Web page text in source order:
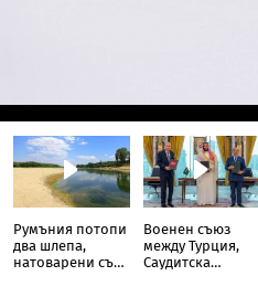
Румъния потопи
два шлепа,
натоварени със
Военен съюз
между Турция,
Саудитска